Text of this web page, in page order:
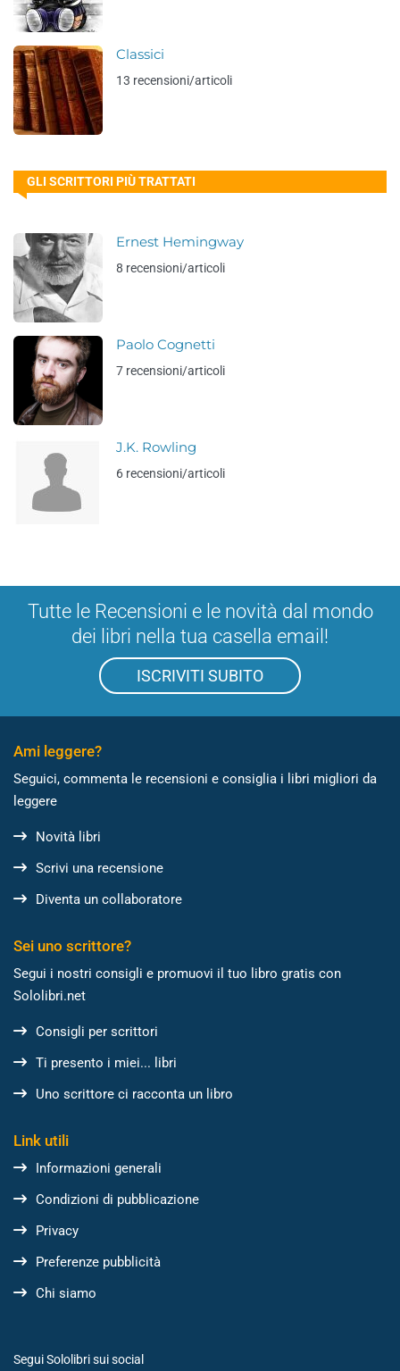
Classici
13 recensioni/articoli
GLI SCRITTORI PIÙ TRATTATI
Ernest Hemingway
8 recensioni/articoli
Paolo Cognetti
7 recensioni/articoli
J.K. Rowling
6 recensioni/articoli
Tutte le Recensioni e le novità dal mondo
dei libri nella tua casella email!
ISCRIVITI SUBITO
Ami leggere?
Seguici, commenta le recensioni e consiglia i libri migliori da
leggere
Novità libri
Scrivi una recensione
Diventa un collaboratore
Sei uno scrittore?
Segui i nostri consigli e promuovi il tuo libro gratis con
Sololibri.net
Consigli per scrittori
Ti presento i miei... libri
Uno scrittore ci racconta un libro
Link utili
Informazioni generali
Condizioni di pubblicazione
Privacy
Preferenze pubblicità
Chi siamo
Segui Sololibri sui social